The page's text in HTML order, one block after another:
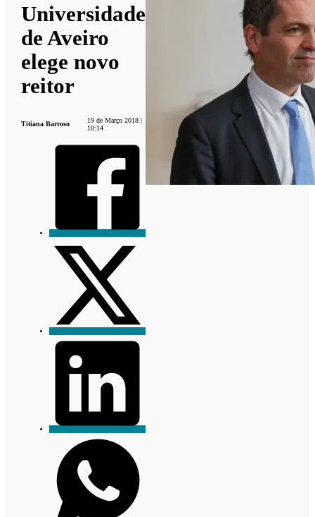
Universidade
de Aveiro
elege novo
reitor
Titiana Barroso
19 de Março 2018 |
10:14